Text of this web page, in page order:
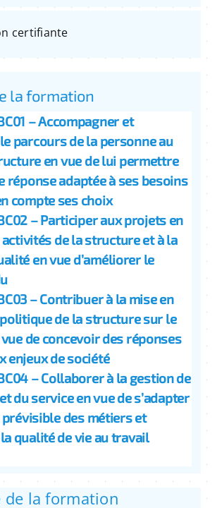
certifiante
la formation
– Accompagner et
parcours de la personne au
en vue de lui permettre
réponse adaptée à ses besoins
compte ses choix
– Participer aux projets en
de la structure et à la
en vue d’améliorer le
– Contribuer à la mise en
de la structure sur le
de concevoir des réponses
enjeux de société
– Collaborer à la gestion de
du service en vue de s’adapter
prévisible des métiers et
qualité de vie au travail
de la formation